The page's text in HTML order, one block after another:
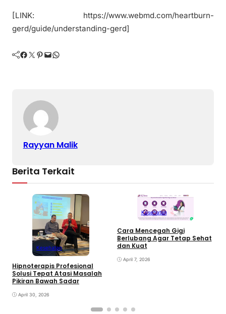
[LINK: https://www.webmd.com/heartburn-
gerd/guide/understanding-gerd]
Facebook Twitter Pinterest Mail WhatsApp
Rayyan Malik
Berita Terkait
Kesehatan
Hipnoterapis Profesional
Solusi Tepat Atasi Masalah
Pikiran Bawah Sadar
April 30, 2026
Kesehatan
Cara Mencegah Gigi
Berlubang Agar Tetap Sehat
dan Kuat
April 7, 2026